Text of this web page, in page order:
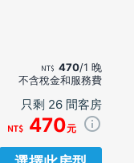
470/1 晚
不含稅金和服務費
只剩 26 間客房
470元